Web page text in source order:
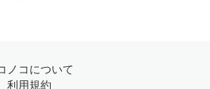
ノコについて
利用規約